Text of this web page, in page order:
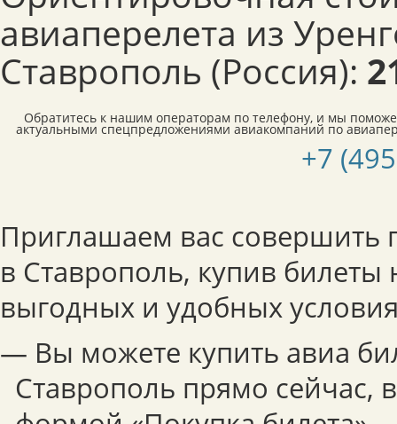
авиаперелета из
Ставрополь (Россия):
Обратитесь к нашим операторам по телефону, и мы
актуальными спецпредложениями авиакомпаний по
+7
Приглашаем вас совершить
в Ставрополь, купив билеты
выгодных и удобных
— Вы можете купить авиа
Ставрополь прямо сейчас,